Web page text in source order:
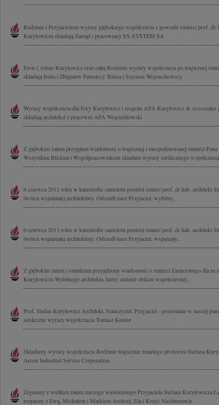
Rodzinie i Przyjaciołom wyrazy głębokiego współczucia z powodu śmierci prof. dr.
Kuryłowicza składają Zarząd i pracownicy ES-SYSTEM SA
Ewie i Alinie Kuryłowicz oraz całej Rodzinie wyrazy współczucia po tragicznej
składają Irena i Zbigniew Pawelscy Teresa i Szymon Wojciechowscy
Wyrazy współczucia dla Ewy Kuryłowicz i zespołu APA Kuryłowicz & Associates
składają architekci z pracowni APA Wojciechowski
Z głębokim żalem przyjęłam wiadomość o tragicznej i niespodziewanej śmierci
Wszystkim Bliskim i Współpracownikom składam wyrazy serdecznego
6 czerwca 2011 roku w katastrofie samolotu poniósł śmierć prof. dr hab. architekt
twórca wspaniałej architektury. Odszedł nasz Przyjaciel, wybitny...
6 czerwca 2011 roku w katastrofie samolotu poniósł śmierć prof. dr hab. architekt
twórca wspaniałej architektury. Odszedł nasz Przyjaciel, wspaniały...
Z głębokim żalem i smutkiem przyjęliśmy wiadomość o śmierci Zasłużonego dla
Kuryłowicza Wybitnego architekta, który zmienił oblicze współczesnej...
Prof. Stefan Kuryłowicz Architekt, Nauczyciel, Przyjaciel - pozostanie w naszej
serdeczne wyrazy współczucia Tomasz Konior
Składamy wyrazy współczucia Rodzinie tragicznie zmarłego profesora Stefana
Arcon Industrial Service Corporation
Żegnamy z wielkim żalem naszego wieloletniego Przyjaciela Stefana Kuryłowicza
rozpaczy z Ewą, Michałem i Markiem Andrzej, Ela i Krzyś Nasfeterowie